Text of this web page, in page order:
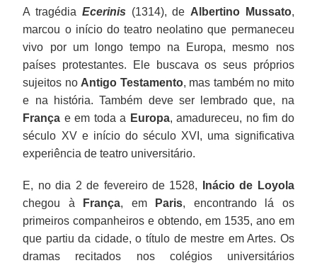
A tragédia Ecerinis (1314), de Albertino Mussato,
marcou o início do teatro neolatino que permaneceu
vivo por um longo tempo na Europa, mesmo nos
países protestantes. Ele buscava os seus próprios
sujeitos no Antigo Testamento, mas também no mito
e na história. Também deve ser lembrado que, na
França e em toda a Europa, amadureceu, no fim do
século XV e início do século XVI, uma significativa
experiência de teatro universitário.
E, no dia 2 de fevereiro de 1528,
Inácio de Loyola
chegou à
França, em Paris, encontrando lá os
primeiros companheiros e obtendo, em 1535, ano em
que partiu da cidade, o título de mestre em Artes. Os
dramas recitados nos colégios universitários